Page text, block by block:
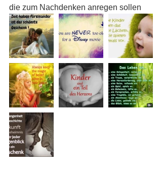
die zum Nachdenken anregen sollen